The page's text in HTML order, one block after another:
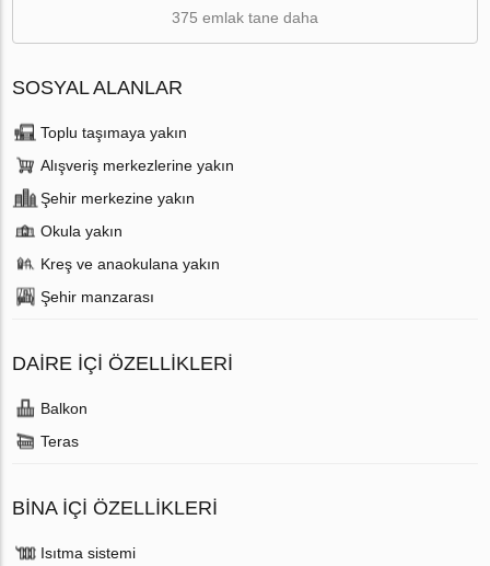
375 emlak tane daha
SOSYAL ALANLAR
Toplu taşımaya yakın
Alışveriş merkezlerine yakın
Şehir merkezine yakın
Okula yakın
Kreş ve anaokulana yakın
Şehir manzarası
DAIRE IÇI ÖZELLIKLERI
Balkon
Teras
BINA İÇI ÖZELLIKLERI
Isıtma sistemi